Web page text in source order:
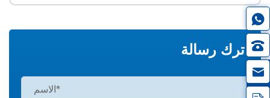
اترك رسالة